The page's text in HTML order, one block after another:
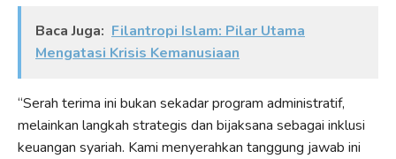
Baca Juga: Filantropi Islam: Pilar Utama
Mengatasi Krisis Kemanusiaan
“Serah terima ini bukan sekadar program administratif,
melainkan langkah strategis dan bijaksana sebagai inklusi
keuangan syariah. Kami menyerahkan tanggung jawab ini